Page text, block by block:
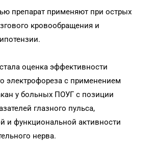
препарат применяют при острых
кровообращения и
оценка эффективности
электрофореза с применением
у больных ПОУГ с позиции
глазного пульса,
и функциональной активности
нерва.